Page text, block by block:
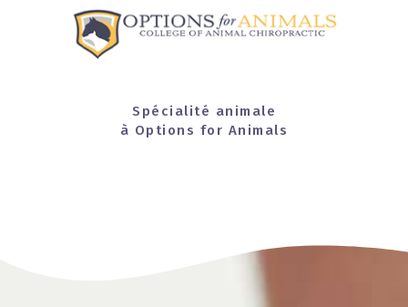
Spécialité animale
à Options for Animals